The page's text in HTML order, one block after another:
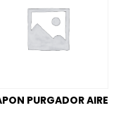
PURGADOR AIRE